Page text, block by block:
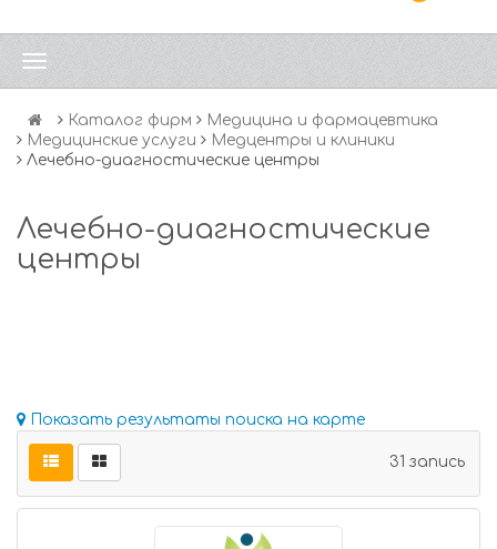
Каталог фирм
Медицина и фармацевтика
Медицинские услуги
Медцентры и клиники
Лечебно-диагностические центры
Лечебно-диагностические
центры
Показать результаты поиска на карте
31 запись